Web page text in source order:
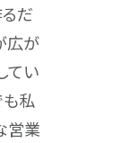
だ
広が
てい
も私
営業